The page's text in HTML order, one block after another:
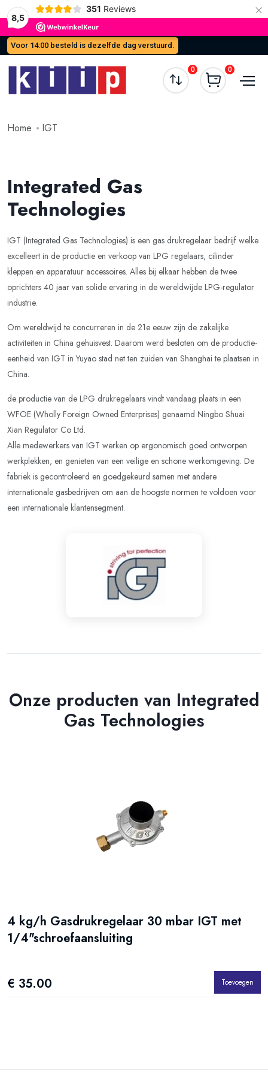
8,5
351 Reviews ×
Voor 14:00 besteld is dezelfde dag verstuurd.
0 0
Home IGT
Integrated Gas
Technologies
IGT (Integrated Gas Technologies) is een gas drukregelaar bedrijf welke
excelleert in de productie en verkoop van LPG regelaars, cilinder
kleppen en apparatuur accessoires. Alles bij elkaar hebben de twee
oprichters 40 jaar van solide ervaring in de wereldwijde LPG-regulator
industrie.
Om wereldwijd te concurreren in de 21e eeuw zijn de zakelijke
activiteiten in China gehuisvest. Daarom werd besloten om de productie-
eenheid van IGT in Yuyao stad net ten zuiden van Shanghai te plaatsen in
China.
de productie van de LPG drukregelaars vindt vandaag plaats in een
WFOE (Wholly Foreign Owned Enterprises) genaamd Ningbo Shuai
Xian Regulator Co Ltd.
Alle medewerkers van IGT werken op ergonomisch goed ontworpen
werkplekken, en genieten van een veilige en schone werkomgeving. De
fabriek is gecontroleerd en goedgekeurd samen met andere
internationale gasbedrijven om aan de hoogste normen te voldoen voor
een internationale klantensegment.
Onze producten van Integrated
Gas Technologies
4 kg/h Gasdrukregelaar 30 mbar IGT met
1/4"schroefaansluiting
€ 35.00 Toevoegen